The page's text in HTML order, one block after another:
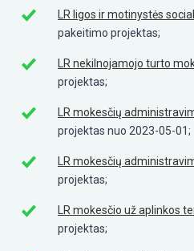
LR ligos ir motinystės
pakeitimo projektas;
LR nekilnojamojo turto
projektas;
LR mokesčių
projektas nuo 2023-05-01;
LR mokesčių
projektas;
LR mokesčio už aplinkos
projektas;